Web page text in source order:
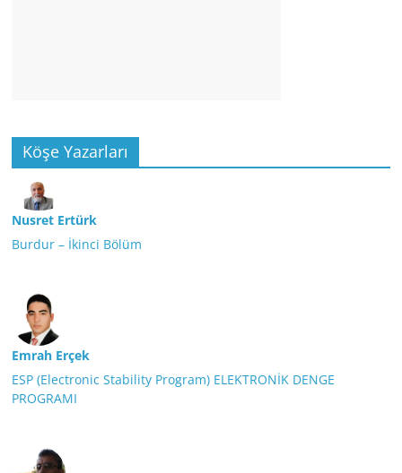
Köşe Yazarları
Nusret Ertürk
Burdur – İkinci Bölüm
Emrah Erçek
ESP (Electronic Stability Program) ELEKTRONİK DENGE
PROGRAMI